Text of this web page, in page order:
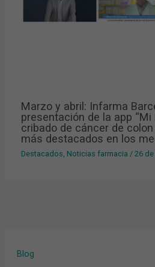
Blog
Marzo y abril: Infarma
presentación de la app “Mi
cribado de cáncer de
más destacados en los
Destacados, Noticias farmacia /26